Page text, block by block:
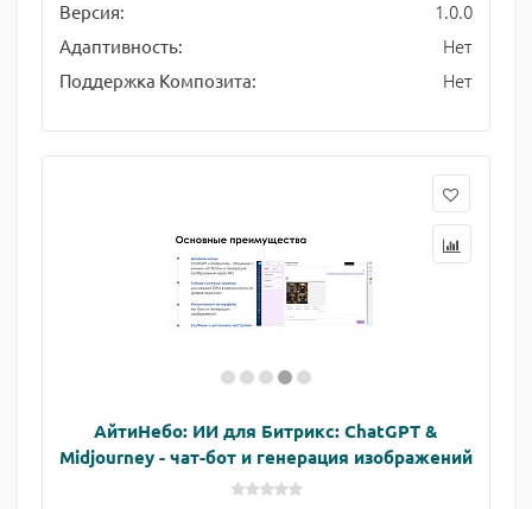
Версия: 1.0.0
Адаптивность: Нет
Поддержка Композита: Нет
АйтиНебо: ИИ для Битрикс: ChatGPT &
Midjourney - чат-бот и генерация изображений